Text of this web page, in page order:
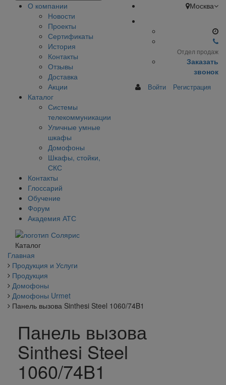
О компании
Новости
Проекты
Сертификаты
История
Контакты
Отзывы
Доставка
Акции
Каталог
Системы
телекоммуникации
Уличные умные
шкафы
Домофоны
Шкафы, стойки,
СКС
Контакты
Глоссарий
Обучение
Форум
Академия АТС
Москва
Отдел продаж
Заказать
звонок
Войти Регистрация
Каталог
Главная
Продукция и Услуги
Продукция
Домофоны
Домофоны Urmet
Панель вызова Sinthesi Steel 1060/74B1
Панель вызова
Sinthesi Steel
1060/74B1